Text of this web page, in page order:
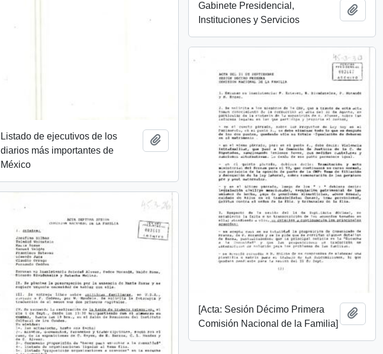
Listado de ejecutivos de los
diarios más importantes de
México
Añadir al portapapeles
Gabinete Presidencial,
Instituciones y Servicios
[Acta: Sesión Décimo Primera
Comisión Nacional de la Familia]